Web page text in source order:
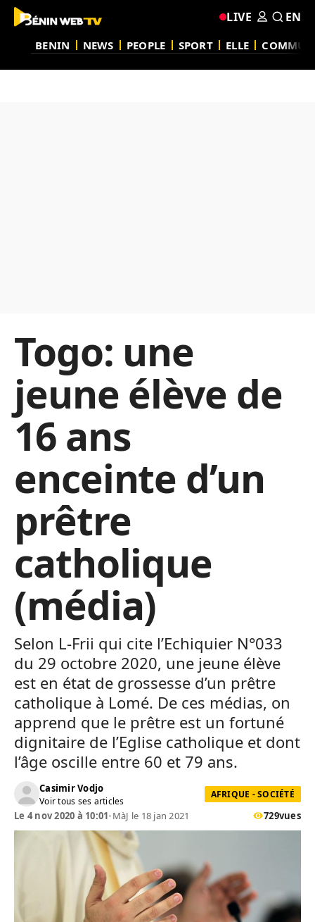
BENIN NEWS PEOPLE SPORT ELLE
LIVE EN
Togo: une
jeune élève de
16 ans
enceinte d’un
prêtre
catholique
(média)
Selon L-Frii qui cite l’Echiquier N°033
du 29 octobre 2020, une jeune élève
est en état de grossesse d’un prêtre
catholique à Lomé. De ces médias, on
apprend que le prêtre est un fortuné
dignitaire de l’Eglise catholique et dont
l’âge oscille entre 60 et 79 ans.
Casimir Vodjo
Voir tous ses articles
AFRIQUE - SOCIÉTÉ
Le 4 nov 2020 à 10:01•MàJ le 18 jan 2021 729vues